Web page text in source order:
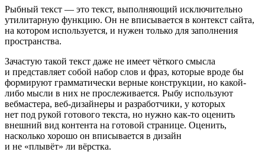
Рыбный текст — это текст, выполняющий исключительно
утилитарную функцию. Он не вписывается в контекст сайта,
на котором используется, и нужен только для заполнения
пространства.
Зачастую такой текст даже не имеет чёткого смысла
и представляет собой набор слов и фраз, которые вроде бы
формируют грамматически верные конструкции, но какой-
либо мысли в них не прослеживается. Рыбу используют
вебмастера, веб-дизайнеры и разработчики, у которых
нет под рукой готового текста, но нужно как-то оценить
внешний вид контента на готовой странице. Оценить,
насколько хорошо он вписывается в дизайн
и не «плывёт» ли вёрстка.